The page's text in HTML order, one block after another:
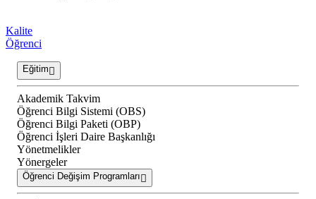
Kalite
Öğrenci
Eğitim
Akademik Takvim
Öğrenci Bilgi Sistemi (OBS)
Öğrenci Bilgi Paketi (OBP)
Öğrenci İşleri Daire Başkanlığı
Yönetmelikler
Yönergeler
Öğrenci Değişim Programları